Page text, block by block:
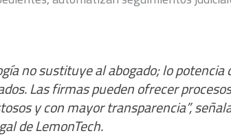
no sustituye al abogado; lo
Las firmas pueden ofrecer
y con mayor transparencia”,
de LemonTech.